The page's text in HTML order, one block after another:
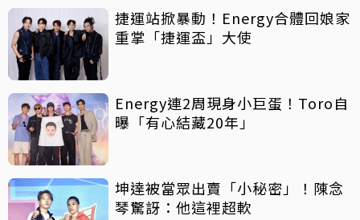
捷運站掀暴動！Energy合體回娘家
重掌「捷運盃」大使
Energy連2周現身小巨蛋！Toro自
曝「有心結藏20年」
坤達被當眾出賣「小秘密」！陳念
琴驚訝：他這裡超軟